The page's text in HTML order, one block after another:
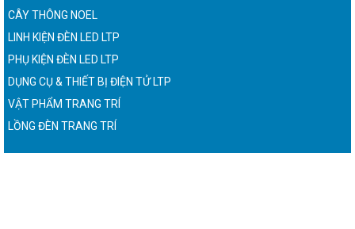
CÂY THÔNG NOEL
LINH KIỆN ĐÈN LED LTP
PHỤ KIỆN ĐÈN LED LTP
DỤNG CỤ & THIẾT BỊ ĐIỆN TỬ LTP
VẬT PHẨM TRANG TRÍ
LỒNG ĐÈN TRANG TRÍ